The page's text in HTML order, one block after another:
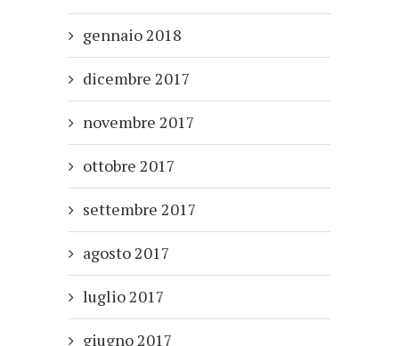
gennaio 2018
dicembre 2017
novembre 2017
ottobre 2017
settembre 2017
agosto 2017
luglio 2017
giugno 2017